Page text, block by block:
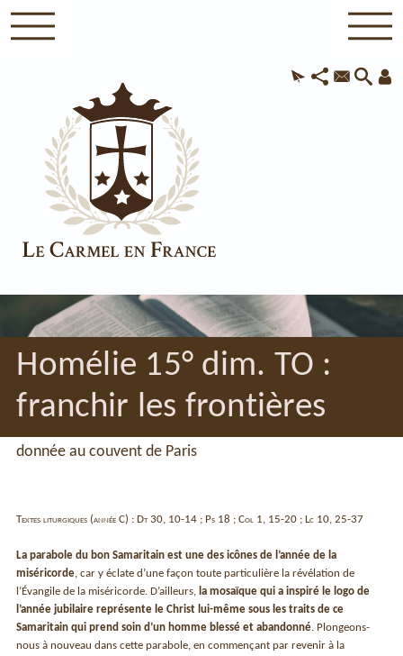
Homélie 15° dim. TO :
franchir les frontières
donnée au couvent de Paris
Textes liturgiques (année C) : Dt 30, 10-14 ; Ps 18 ; Col 1, 15-20 ; Lc 10, 25-37
La parabole du bon Samaritain est une des icônes de l’année de la
miséricorde , car y éclate d’une façon toute particulière la révélation de
l’Évangile de la miséricorde. D’ailleurs,
la mosaïque qui a inspiré le logo de
l’année jubilaire représente le Christ lui-même sous les traits de ce
Samaritain qui prend soin d’un homme blessé et abandonné . Plongeons-
nous à nouveau dans cette parabole, en commençant par revenir à la